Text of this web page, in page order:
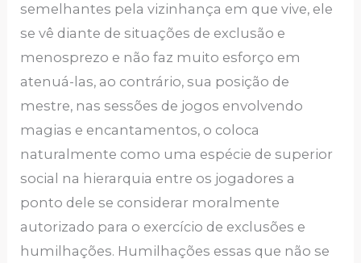
semelhantes pela vizinhança em que vive, ele
se vê diante de situações de exclusão e
menosprezo e não faz muito esforço em
atenuá-las, ao contrário, sua posição de
mestre, nas sessões de jogos envolvendo
magias e encantamentos, o coloca
naturalmente como uma espécie de superior
social na hierarquia entre os jogadores a
ponto dele se considerar moralmente
autorizado para o exercício de exclusões e
humilhações. Humilhações essas que não se